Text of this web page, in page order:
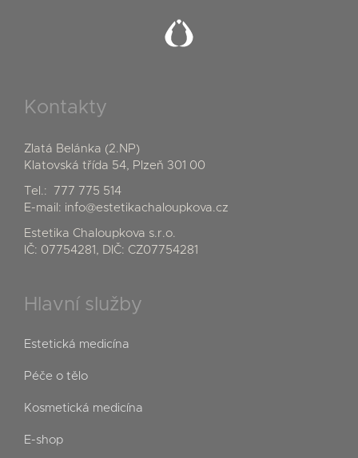
Kontakty
Zlatá Belánka (2.NP)
Klatovská třída 54, Plzeň 301 00
Tel.:
777 775 514
E-mail: info@estetikachaloupkova.cz
Estetika Chaloupkova s.r.o.
IČ: 07754281, DIČ: CZ07754281
Hlavní služby
Estetická medicína
Péče o tělo
Kosmetická medicína
E-shop